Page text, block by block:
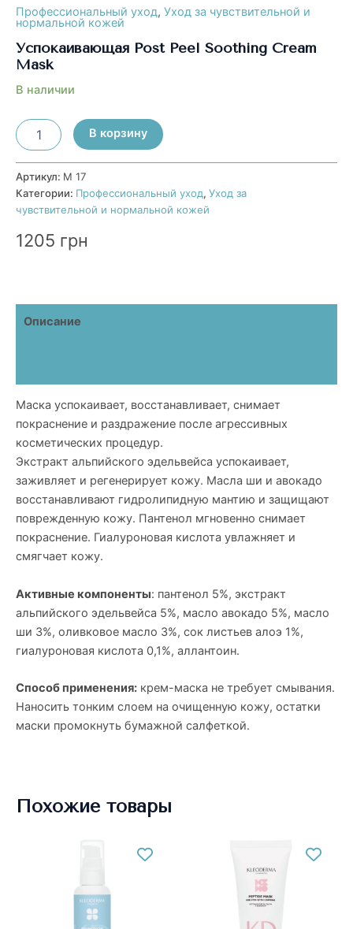
Профессиональный уход, Уход за чувствительной и
нормальной кожей
Успокаивающая Post Peel Soothing Cream
Mask
В наличии
Количество
товара
Post
Peel
Soothing
Cream
Mask
В корзину
Артикул: М 17
Категории: Профессиональный уход, Уход за
чувствительной и нормальной кожей
1205 грн
Описание
Маска успокаивает, восстанавливает, снимает
покраснение и раздражение после агрессивных
косметических процедур.
Экстракт альпийского эдельвейса успокаивает,
заживляет и регенерирует кожу. Масла ши и авокадо
восстанавливают гидролипидную мантию и защищают
поврежденную кожу. Пантенол мгновенно снимает
покраснение. Гиалуроновая кислота увлажняет и
смягчает кожу.
Активные компоненты: пантенол 5%, экстракт
альпийского эдельвейса 5%, масло авокадо 5%, масло
ши 3%, оливковое масло 3%, сок листьев алоэ 1%,
гиалуроновая кислота 0,1%, аллантоин.
Способ применения: крем-маска не требует смывания.
Наносить тонким слоем на очищенную кожу, остатки
маски промокнуть бумажной салфеткой.
Похожие товары